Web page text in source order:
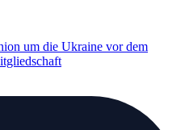
um die Ukraine vor dem